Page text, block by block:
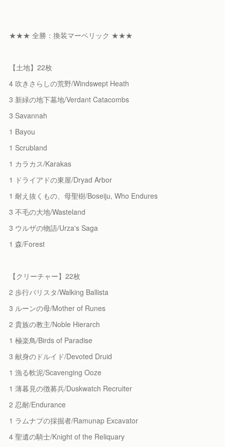
★★★ 全勝：換装マーベリック ★★★
【土地】22枚
4 吹きさらしの荒野/Windswept Heath
3 新緑の地下墓地/Verdant Catacombs
3 Savannah
1 Bayou
1 Scrubland
1 カラカス/Karakas
1 ドライアドの東屋/Dryad Arbor
1 耐え抜くもの、母聖樹/Boseiju, Who Endures
3 不毛の大地/Wasteland
3 ウルザの物語/Urza's Saga
1 森/Forest
【クリーチャー】22枚
2 歩行バリスタ/Walking Ballista
3 ルーンの母/Mother of Runes
2 貴族の教主/Noble Hierarch
1 極楽鳥/Birds of Paradise
3 献身のドルイド/Devoted Druid
1 漁る軟泥/Scavenging Ooze
1 薄暮見の徴募兵/Duskwatch Recruiter
2 忍耐/Endurance
1 ラムナプの採掘者/Ramunap Excavator
4 聖遺の騎士/Knight of the Reliquary